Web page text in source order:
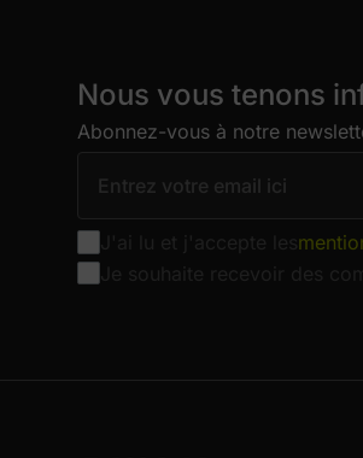
Nous vous tenons
Abonnez-vous à notre